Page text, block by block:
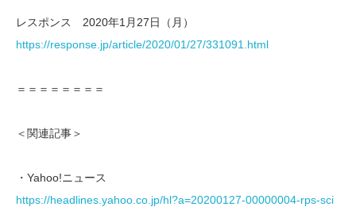
レスポンス 2020年1月27日（月）
https://response.jp/article/2020/01/27/331091.html
＝＝＝＝＝＝＝＝
＜関連記事＞
・Yahoo!ニュース
https://headlines.yahoo.co.jp/hl?a=20200127-00000004-rps-sci